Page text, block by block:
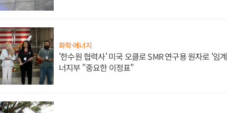
화학·에너지
'한수원 협력사' 미국 오클로 SMR 연구용 원자로 '임
너지부 "중요한 이정표"